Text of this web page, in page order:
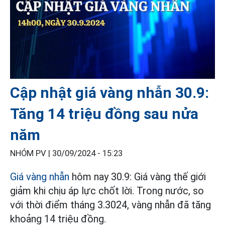
Cập nhật giá vàng nhẫn 30.9:
Tăng 14 triệu đồng sau nửa
năm
NHÓM PV | 30/09/2024 - 15:23
Giá vàng nhẫn hôm nay 30.9: Giá vàng thế giới
giảm khi chịu áp lực chốt lời. Trong nước, so
với thời điểm tháng 3.3024, vàng nhẫn đã tăng
khoảng 14 triệu đồng.